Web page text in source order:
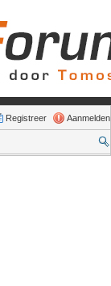
Aanmelden
Registreer